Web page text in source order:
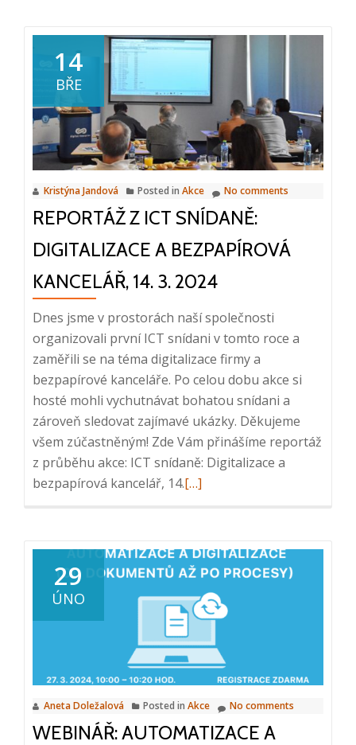
klíčové
a
řešení
14
BŘE
Kristýna Jandová Posted in Akce No comments
REPORTÁŽ Z ICT SNÍDANĚ:
DIGITALIZACE A BEZPAPÍROVÁ
KANCELÁŘ, 14. 3. 2024
Dnes jsme v prostorách naší společnosti
organizovali první ICT snídani v tomto roce a
zaměřili se na téma digitalizace firmy a
bezpapírové kanceláře. Po celou dobu akce si
hosté mohli vychutnávat bohatou snídani a
zároveň sledovat zajímavé ukázky. Děkujeme
všem zúčastněným! Zde Vám přinášíme reportáž
z průběhu akce: ICT snídaně: Digitalizace a
bezpapírová kancelář, 14.Read
z
snídaně:
Digitalizace
a
bezpapírová
kancelář,
14.
3.
[…]
29
ÚNO
Aneta Doležalová Posted in Akce No comments
WEBINÁŘ: AUTOMATIZACE A